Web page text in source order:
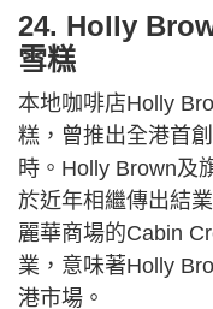
24. Holly
雪糕
本地咖啡店Holly
糕，曾推出全港首
時。Holly Brown及
於近年相繼傳出結
麗華商場的Cabin
業，意味著Holly
港市場。